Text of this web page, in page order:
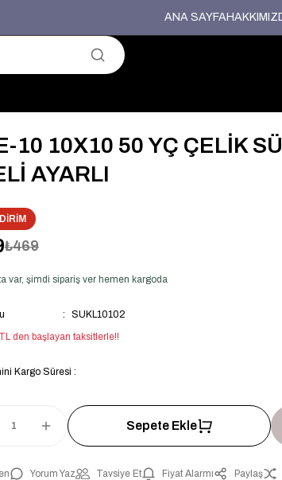
ANA SAYFA
10 10X10 50 YÇ ÇELİK
AYARLI
₺469
var, şimdi sipariş ver hemen kargoda
SUKL10102
den başlayan taksitlerle!!
Kargo Süresi :
Sepete Ekle
Yorum Yaz Tavsiye Et Fiyat Alarmı Paylaş